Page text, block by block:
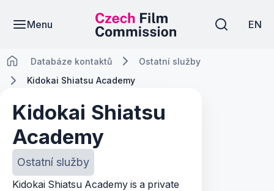
Menu EN
Databáze kontaktů
Ostatní služby
Kidokai Shiatsu Academy
Kidokai Shiatsu
Academy
Ostatní služby
Kidokai Shiatsu Academy is a private